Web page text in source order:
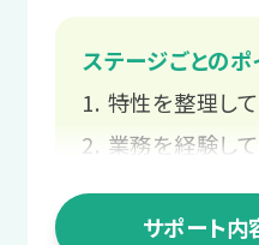
サポート例
ご本人と相談し
スや目標に合っ
ステージごとのポ
特性を整理し
業務を経験し
就職活動の知
働き始めてか
サポート内